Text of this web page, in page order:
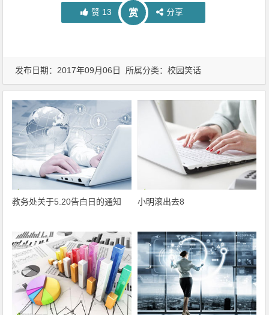
赞 13 赏 分享
发布日期：2017年09月06日 所属分类：校园笑话
教务处关于5.20告白日的通知 小明滚出去8